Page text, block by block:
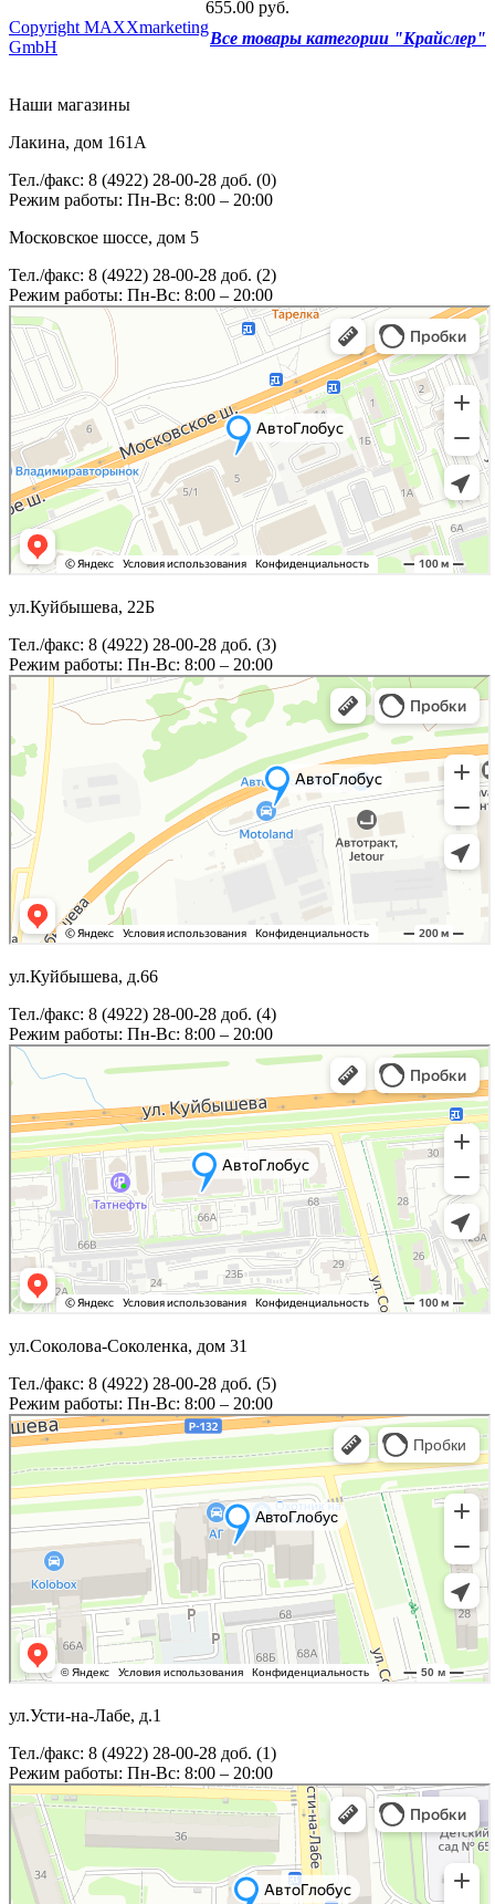
655.00 руб.
Все товары категории "Крайслер"
Copyright MAXXmarketing
GmbH
Наши магазины
Лакина, дом 161А
Тел./факс: 8 (4922) 28-00-28 доб. (0)
Режим работы: Пн-Вс: 8:00 – 20:00
Московское шоссе, дом 5
Тел./факс: 8 (4922) 28-00-28 доб. (2)
Режим работы: Пн-Вс: 8:00 – 20:00
ул.Куйбышева, 22Б
Тел./факс: 8 (4922) 28-00-28 доб. (3)
Режим работы: Пн-Вс: 8:00 – 20:00
ул.Куйбышева, д.66
Тел./факс: 8 (4922) 28-00-28 доб. (4)
Режим работы: Пн-Вс: 8:00 – 20:00
ул.Соколова-Соколенка, дом 31
Тел./факс: 8 (4922) 28-00-28 доб. (5)
Режим работы: Пн-Вс: 8:00 – 20:00
ул.Усти-на-Лабе, д.1
Тел./факс: 8 (4922) 28-00-28 доб. (1)
Режим работы: Пн-Вс: 8:00 – 20:00